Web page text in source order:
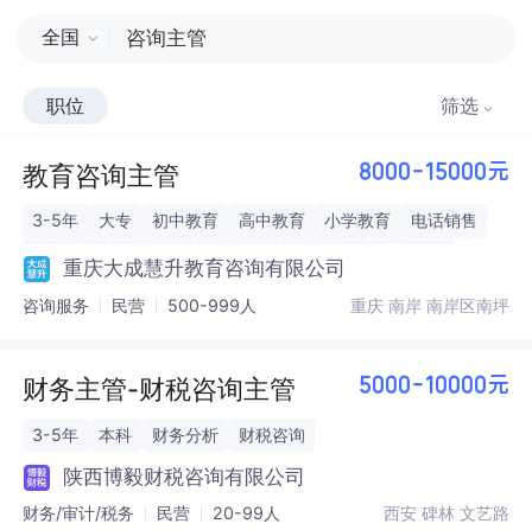
全国
职位 筛选
教育咨询主管 8000-15000元
3-5年 大专 初中教育 高中教育 小学教育
电话销售
门店销售
培训机构 节日福利 带薪培训
重庆大成慧升教育咨询有限公司
咨询服务 民营 500-999人 重庆 南岸 南岸区南坪
财务主管-财税咨询主管 5000-10000元
3-5年 本科 财务分析 财税咨询
陕西博毅财税咨询有限公司
财务/审计/税务 民营 20-99人 西安 碑林 文艺路